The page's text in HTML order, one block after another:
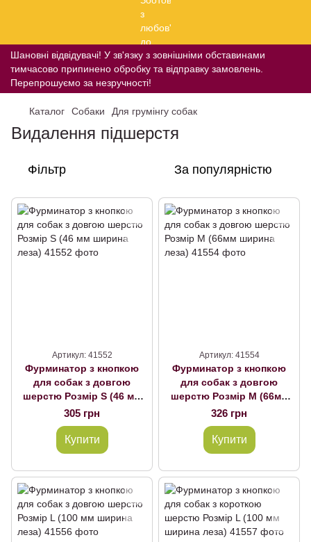
Шановні відвідувачі! У зв'язку з зовнішніми обставинами
тимчасово припинено обробку та відправку замовлень.
Перепрошуємо за незручності!
Каталог Собаки Для грумінгу собак
Видалення підшерстя
Фільтр За популярністю
Артикул: 41552
Фурминатор з кнопкою
для собак з довгою
шерстю Розмір S (46 мм
ширина леза)
305 грн
Купити
Артикул: 41554
Фурминатор з кнопкою
для собак з довгою
шерстю Розмір M (66мм
ширина леза)
326 грн
Купити